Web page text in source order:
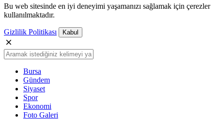
Bu web sitesinde en iyi deneyimi yaşamanızı sağlamak için çerezler
kullanılmaktadır.
Gizlilik Politikası Kabul
Bursa
Gündem
Siyaset
Spor
Ekonomi
Foto Galeri